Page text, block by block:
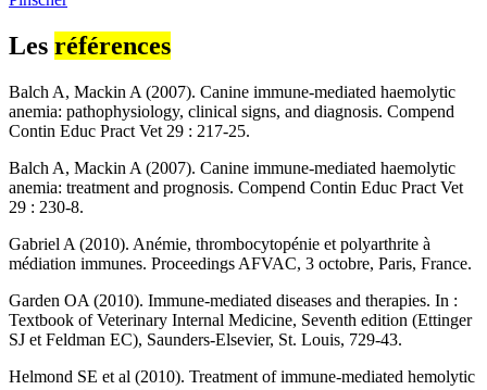
Les références
Balch A, Mackin A (2007). Canine immune-mediated haemolytic
anemia: pathophysiology, clinical signs, and diagnosis. Compend
Contin Educ Pract Vet 29 : 217-25.
Balch A, Mackin A (2007). Canine immune-mediated haemolytic
anemia: treatment and prognosis. Compend Contin Educ Pract Vet
29 : 230-8.
Gabriel A (2010). Anémie, thrombocytopénie et polyarthrite à
médiation immunes. Proceedings AFVAC, 3 octobre, Paris, France.
Garden OA (2010). Immune-mediated diseases and therapies. In :
Textbook of Veterinary Internal Medicine, Seventh edition (Ettinger
SJ et Feldman EC), Saunders-Elsevier, St. Louis, 729-43.
Helmond SE et al (2010). Treatment of immune-mediated hemolytic